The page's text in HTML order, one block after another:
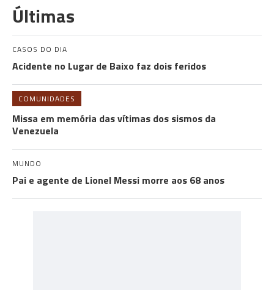
Últimas
CASOS DO DIA
Acidente no Lugar de Baixo faz dois feridos
COMUNIDADES
Missa em memória das vítimas dos sismos da
Venezuela
MUNDO
Pai e agente de Lionel Messi morre aos 68 anos